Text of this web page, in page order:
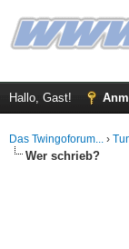
Hallo, Gast!
Das Twingoforum... ›
Wer schrieb?